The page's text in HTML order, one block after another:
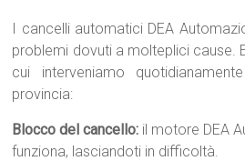
I cancelli automatici DEA
problemi dovuti a molteplici cause.
cui interveniamo
provincia:
Blocco del cancello: il motore DEA
funziona, lasciandoti in difficoltà.